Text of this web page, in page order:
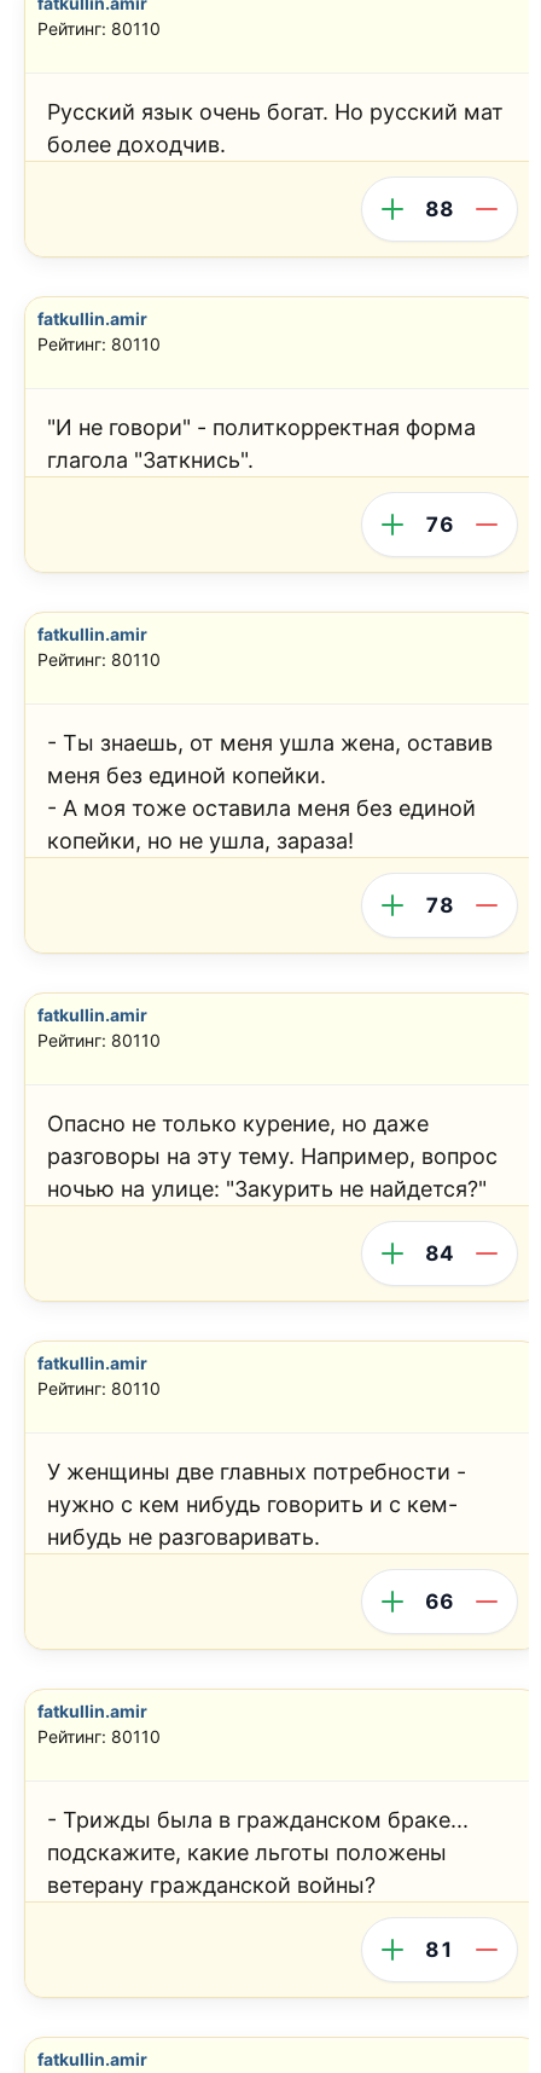
Рейтинг: 80110
Русский язык очень богат. Но русский мат
более доходчив.
88
fatkullin.amir
Рейтинг: 80110
"И не говори" - политкорректная форма
глагола "Заткнись".
76
fatkullin.amir
Рейтинг: 80110
- Ты знаешь, от меня ушла жена, оставив
меня без единой копейки.
- А моя тоже оставила меня без единой
копейки, но не ушла, зараза!
78
fatkullin.amir
Рейтинг: 80110
Опасно не только курение, но даже
разговоры на эту тему. Например, вопрос
ночью на улице: "Закурить не найдется?"
84
fatkullin.amir
Рейтинг: 80110
У женщины две главных потребности -
нужно с кем нибудь говорить и с кем-
нибудь не разговаривать.
66
fatkullin.amir
Рейтинг: 80110
- Трижды была в гражданском браке...
подскажите, какие льготы положены
ветерану гражданской войны?
81
fatkullin.amir